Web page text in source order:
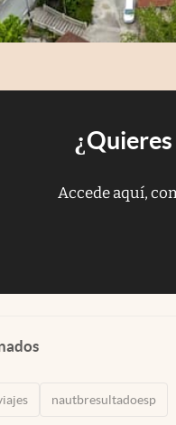
Accede aquí,
nautbresultadoesp